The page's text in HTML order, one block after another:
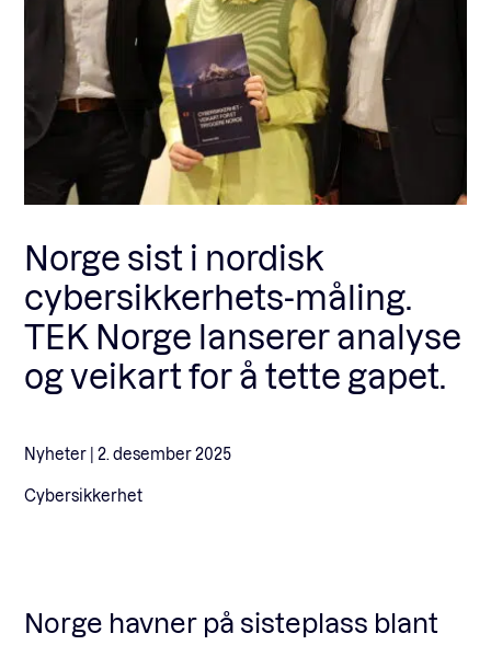
Fagforum
Arrangementer
Nyheter og meninger
Rapporter
Norge sist i nordisk
cybersikkerhets-måling.
TEK Norge lanserer analyse
og veikart for å tette gapet.
Nyheter | 2. desember 2025
Cybersikkerhet
Norge havner på sisteplass blant